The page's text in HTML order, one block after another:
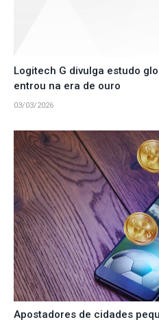
Logitech G divulga estudo
entrou na era de ouro
03/03/2026
Apostadores de cidades